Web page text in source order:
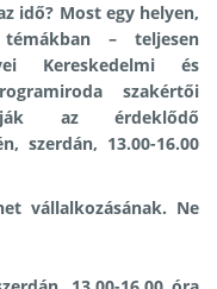
idő? Most egy helyen,
– teljesen
Kereskedelmi és
szakértői
az érdeklődő
szerdán, 13.00-16.00
vállalkozásának. Ne